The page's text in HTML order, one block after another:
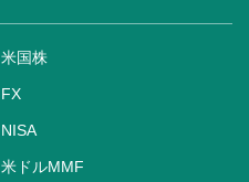
米国株
FX
NISA
米ドルMMF